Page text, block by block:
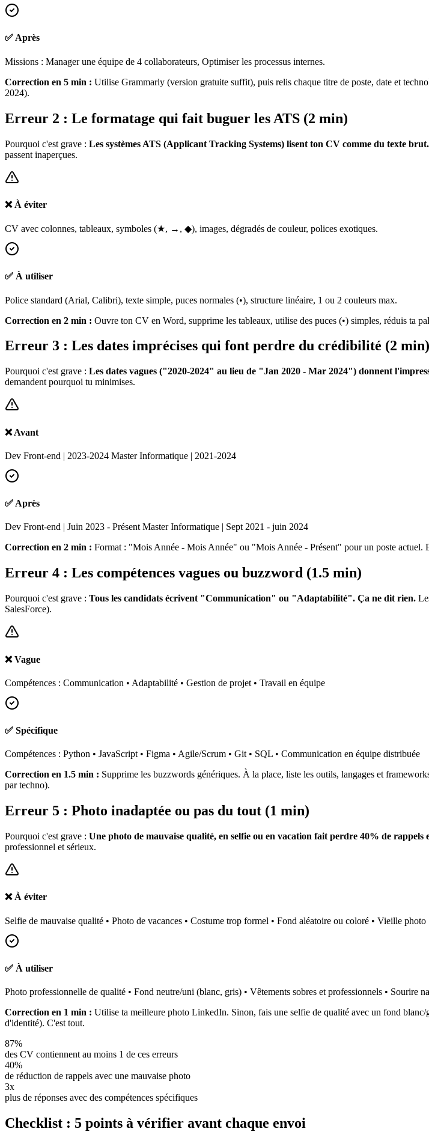
✅ Après
Missions : Manager une équipe de 4 collaborateurs, Optimiser les processus internes.
Correction en 5 min : Utilise Grammarly (version gratuite suffit), puis relis chaque titre de poste, date et
2024).
Erreur 2 : Le formatage qui fait buguer les ATS (2 min)
Pourquoi c'est grave : Les systèmes ATS (Applicant Tracking Systems) lisent ton CV comme du texte brut.
passent inaperçues.
❌ À éviter
CV avec colonnes, tableaux, symboles (★, →, ◆), images, dégradés de couleur, polices exotiques.
✅ À utiliser
Police standard (Arial, Calibri), texte simple, puces normales (•), structure linéaire, 1 ou 2 couleurs max.
Correction en 2 min : Ouvre ton CV en Word, supprime les tableaux, utilise des puces (•) simples, réduis ta
Erreur 3 : Les dates imprécises qui font perdre du crédibilité (2 min)
Pourquoi c'est grave : Les dates vagues ("2020-2024" au lieu de "Jan 2020 - Mar 2024") donnent
demandent pourquoi tu minimises.
❌ Avant
Dev Front-end | 2023-2024 Master Informatique | 2021-2024
✅ Après
Dev Front-end | Juin 2023 - Présent Master Informatique | Sept 2021 - juin 2024
Correction en 2 min : Format : "Mois Année - Mois Année" ou "Mois Année - Présent" pour un poste actuel.
Erreur 4 : Les compétences vagues ou buzzword (1.5 min)
Pourquoi c'est grave : Tous les candidats écrivent "Communication" ou "Adaptabilité". Ça ne dit rien.
SalesForce).
❌ Vague
Compétences : Communication • Adaptabilité • Gestion de projet • Travail en équipe
✅ Spécifique
Compétences : Python • JavaScript • Figma • Agile/Scrum • Git • SQL • Communication en équipe distribuée
Correction en 1.5 min : Supprime les buzzwords génériques. À la place, liste les outils, langages et
par techno).
Erreur 5 : Photo inadaptée ou pas du tout (1 min)
Pourquoi c'est grave : Une photo de mauvaise qualité, en selfie ou en vacation fait perdre 40% de rappels
professionnel et sérieux.
❌ À éviter
Selfie de mauvaise qualité • Photo de vacances • Costume trop formel • Fond aléatoire ou coloré • Vieille photo
✅ À utiliser
Photo professionnelle de qualité • Fond neutre/uni (blanc, gris) • Vêtements sobres et professionnels • Sourire
Correction en 1 min : Utilise ta meilleure photo LinkedIn. Sinon, fais une selfie de qualité avec un fond
d'identité). C'est tout.
87%
des CV contiennent au moins 1 de ces erreurs
40%
de réduction de rappels avec une mauvaise photo
3x
plus de réponses avec des compétences spécifiques
Checklist : 5 points à vérifier avant chaque envoi